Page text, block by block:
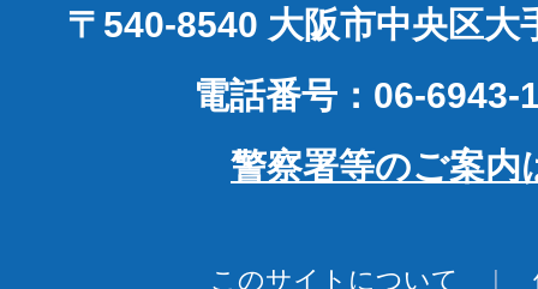
〒540-8540 大阪市中央区大
電話番号：06-6943-
警察署等のご案内
このサイトについて